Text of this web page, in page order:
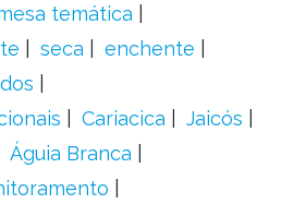
temática
seca
enchente
Cariacica
Jaicós
Águia Branca